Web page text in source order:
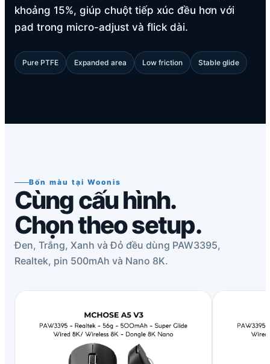
khoảng 15%, giúp chuột tiếp xúc đều hơn với
pad trong micro-adjust và flick dài.
Pure PTFE Expanded area Low friction Stable glide
Bốn màu tại Woonis
Cùng cấu hình.
Chọn theo setup.
Đen, Trắng, Xanh và Đỏ đều dùng PAW3395,
Realtek, pin 500mAh và Nano 8K.